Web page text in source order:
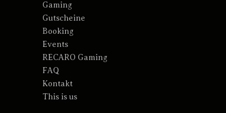
Gaming
Gutscheine
Booking
Events
RECARO Gaming
FAQ
Kontakt
This is us